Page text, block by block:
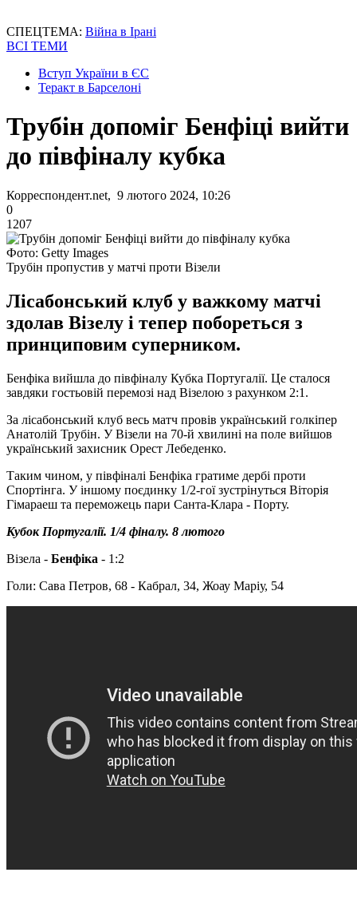
СПЕЦТЕМА: Війна в Ірані
ВСІ ТЕМИ
Вступ України в ЄС
Теракт в Барселоні
Трубін допоміг Бенфіці вийти
до півфіналу кубка
Корреспондент.net, 9 лютого 2024, 10:26
0
1207
Фото: Getty Images
Трубін пропустив у матчі проти Візели
Лісабонський клуб у важкому матчі
здолав Візелу і тепер побореться з
принциповим суперником.
Бенфіка вийшла до півфіналу Кубка Португалії. Це сталося
завдяки гостьовій перемозі над Візелою з рахунком 2:1.
За лісабонський клуб весь матч провів український голкіпер
Анатолій Трубін. У Візели на 70-й хвилині на поле вийшов
український захисник Орест Лебеденко.
Таким чином, у півфіналі Бенфіка гратиме дербі проти
Спортінга. У іншому поєдинку 1/2-гої зустрінуться Віторія
Гімараеш та переможець пари Санта-Клара - Порту.
Кубок Португалії. 1/4 фіналу. 8 лютого
Візела - Бенфіка - 1:2
Голи: Сава Петров, 68 - Кабрал, 34, Жоау Маріу, 54